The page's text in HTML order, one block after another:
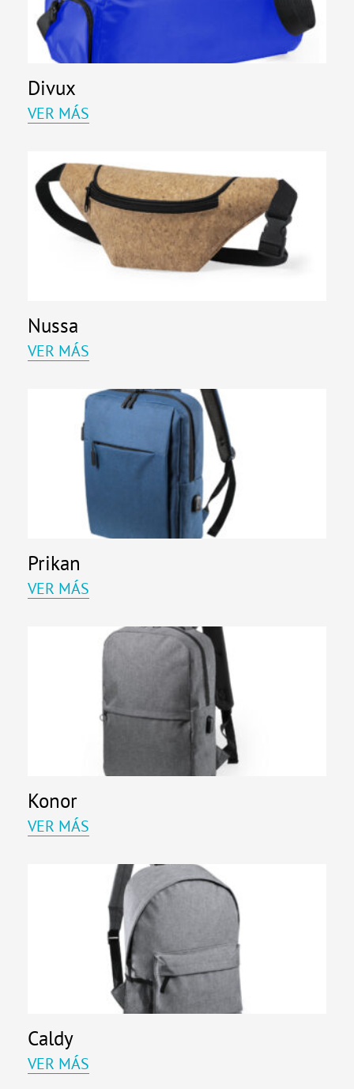
Divux
VER MÁS
Nussa
VER MÁS
Prikan
VER MÁS
Konor
VER MÁS
Caldy
VER MÁS